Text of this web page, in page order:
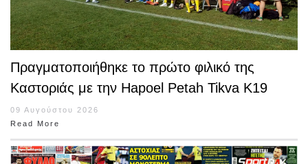
Πραγματοποιήθηκε το πρώτο φιλικό της
Καστοριάς με την Hapoel Petah Tikva K19
09 Αυγούστου 2026
Read More